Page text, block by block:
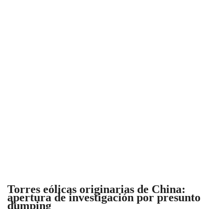
Torres eólicas originarias de China:
apertura de investigación por presunto
dumping